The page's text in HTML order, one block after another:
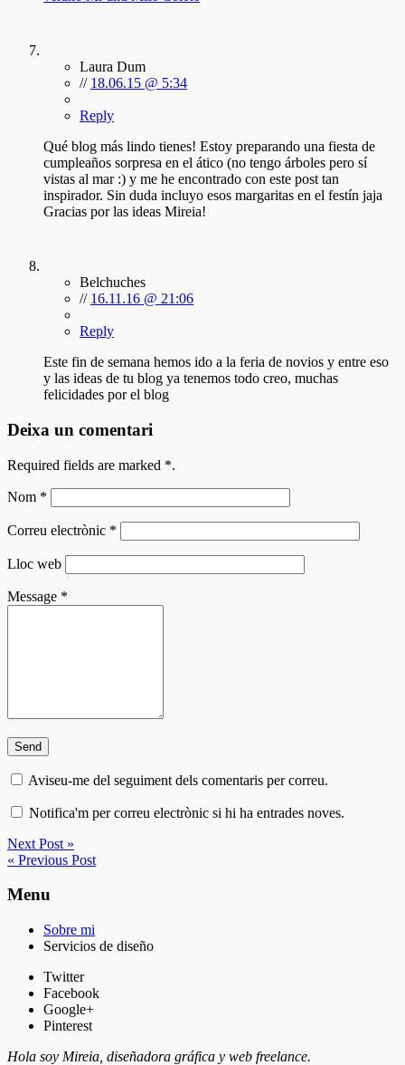
Laura Dum
// 18.06.15 @ 5:34
Reply
Qué blog más lindo tienes! Estoy preparando una fiesta de
cumpleaños sorpresa en el ático (no tengo árboles pero sí
vistas al mar :) y me he encontrado con este post tan
inspirador. Sin duda incluyo esos margaritas en el festín jaja
Gracias por las ideas Mireia!
Belchuches
// 16.11.16 @ 21:06
Reply
Este fin de semana hemos ido a la feria de novios y entre eso
y las ideas de tu blog ya tenemos todo creo, muchas
felicidades por el blog
Deixa un comentari
Required fields are marked *.
Nom *
Correu electrònic *
Lloc web
Message *
Aviseu-me del seguiment dels comentaris per correu.
Notifica'm per correu electrònic si hi ha entrades noves.
Next Post »
« Previous Post
Menu
Sobre mi
Servicios de diseño
Twitter
Facebook
Google+
Pinterest
Hola soy Mireia, diseñadora gráfica y web freelance.